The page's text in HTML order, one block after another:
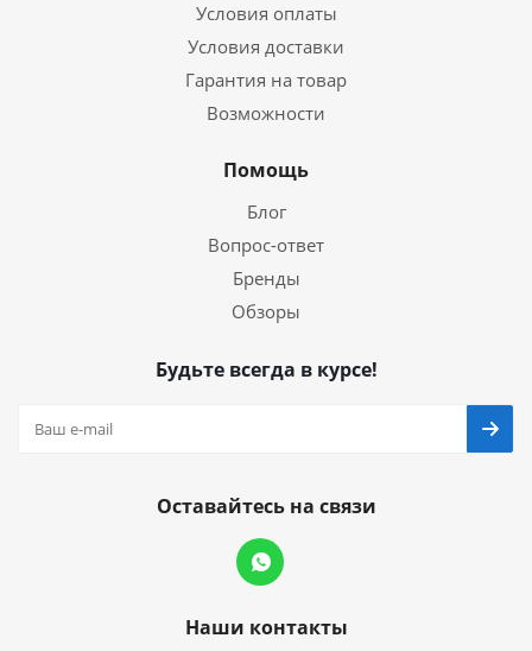
Условия оплаты
Условия доставки
Гарантия на товар
Возможности
Помощь
Блог
Вопрос-ответ
Бренды
Обзоры
Будьте всегда в курсе!
Оставайтесь на связи
Наши контакты